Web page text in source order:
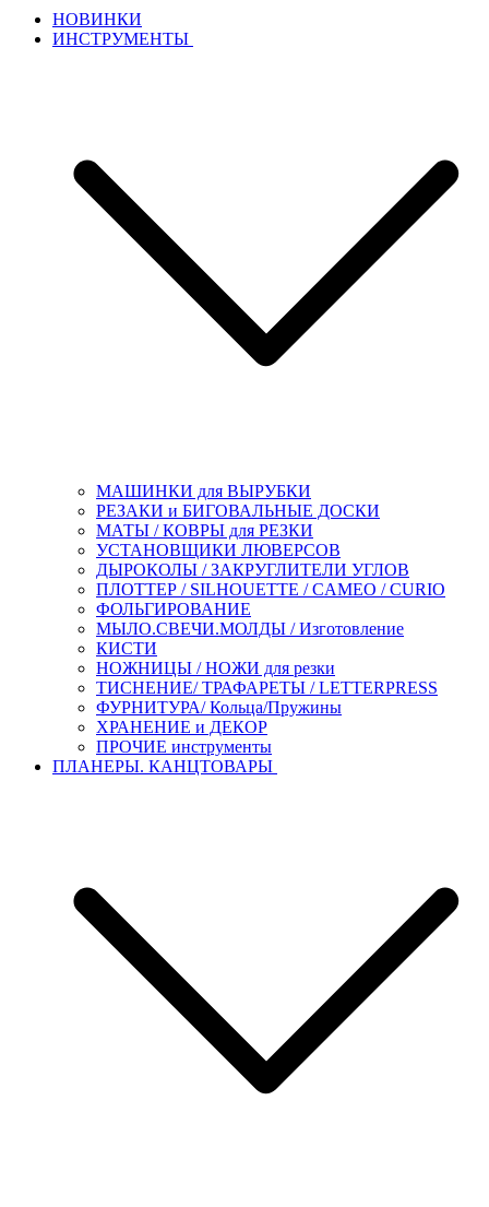
НОВИНКИ
ИНСТРУМЕНТЫ
МАШИНКИ для ВЫРУБКИ
РЕЗАКИ и БИГОВАЛЬНЫЕ ДОСКИ
МАТЫ / КОВРЫ для РЕЗКИ
УСТАНОВЩИКИ ЛЮВЕРСОВ
ДЫРОКОЛЫ / ЗАКРУГЛИТЕЛИ УГЛОВ
ПЛОТТЕР / SILHOUETTE / CAMEO / CURIO
ФОЛЬГИРОВАНИЕ
МЫЛО.СВЕЧИ.МОЛДЫ / Изготовление
КИСТИ
НОЖНИЦЫ / НОЖИ для резки
ТИСНЕНИЕ/ ТРАФАРЕТЫ / LETTERPRESS
ФУРНИТУРА/ Кольца/Пружины
ХРАНЕНИЕ и ДЕКОР
ПРОЧИЕ инструменты
ПЛАНЕРЫ. КАНЦТОВАРЫ